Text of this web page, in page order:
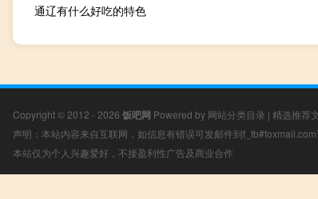
通辽有什么好吃的特色
Copyright © 2012 - 2026 饭吧网 Powered by 网站分类目录 | 精选推荐
声明：本站内容来自互联网，如信息有错误可发邮件到
本站仅为个人兴趣爱好，不接盈利性广告及商业合作